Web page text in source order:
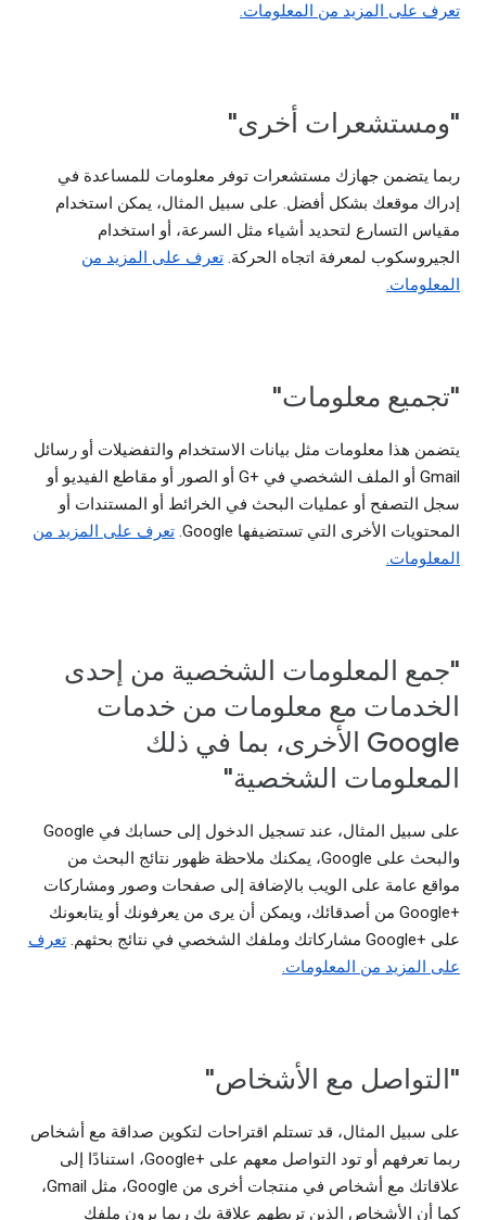
تعرف على المزيد من المعلومات.
"ومستشعرات أخرى"
ربما يتضمن جهازك مستشعرات توفر معلومات للمساعدة في
إدراك موقعك بشكل أفضل. على سبيل المثال، يمكن استخدام
مقياس التسارع لتحديد أشياء مثل السرعة، أو استخدام
الجيروسكوب لمعرفة اتجاه الحركة. تعرف على المزيد من
المعلومات.
"تجميع معلومات"
يتضمن هذا معلومات مثل بيانات الاستخدام والتفضيلات أو رسائل
Gmail أو الملف الشخصي في G+‎ أو الصور أو مقاطع الفيديو أو
سجل التصفح أو عمليات البحث في الخرائط أو المستندات أو
المحتويات الأخرى التي تستضيفها Google.
تعرف على المزيد من
المعلومات.
"جمع المعلومات الشخصية من إحدى
الخدمات مع معلومات من خدمات
Google الأخرى، بما في ذلك
المعلومات الشخصية"
على سبيل المثال، عند تسجيل الدخول إلى حسابك في Google
والبحث على Google، يمكنك ملاحظة ظهور نتائج البحث من
مواقع عامة على الويب بالإضافة إلى صفحات وصور ومشاركات
Google+‎ من أصدقائك، ويمكن أن يرى من يعرفونك أو يتابعونك
على Google+‎ مشاركاتك وملفك الشخصي في نتائج بحثهم.
تعرف
على المزيد من المعلومات.
"التواصل مع الأشخاص"
على سبيل المثال، قد تستلم اقتراحات لتكوين صداقة مع أشخاص
ربما تعرفهم أو تود التواصل معهم على Google+‎، استنادًا إلى
علاقاتك مع أشخاص في منتجات أخرى من Google، مثل Gmail،
كما أن الأشخاص الذين تربطهم علاقة بك ربما يرون ملفك